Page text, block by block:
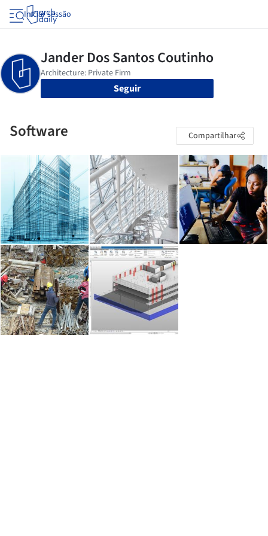
Iniciar sessão
Seguir
Software Compartilhar